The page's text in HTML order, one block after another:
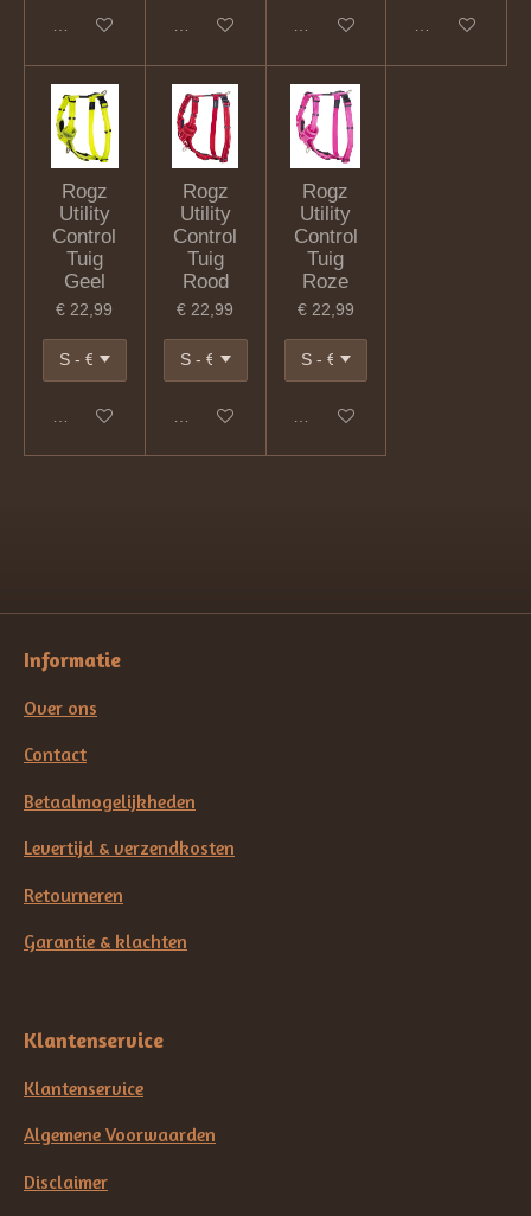
In winkelwagen In winkelwagen In winkelwagen In winkelwagen
Rogz
Utility
Control
Tuig
Geel
€ 22,99
In winkelwagen
Rogz
Utility
Control
Tuig
Rood
€ 22,99
In winkelwagen
Rogz
Utility
Control
Tuig
Roze
€ 22,99
In winkelwagen
Informatie
Over ons
Contact
Betaalmogelijkheden
Levertijd & verzendkosten
Retourneren
Garantie & klachten
Klantenservice
Klantenservice
Algemene Voorwaarden
Disclaimer